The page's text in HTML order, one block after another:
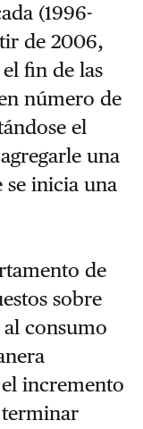
(1996-
de 2006,
fin de las
número de
el
una
inicia una
de
sobre
consumo
incremento